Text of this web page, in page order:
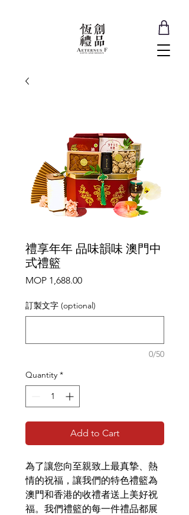
禮享年年 品味韻味 澳門中
式禮籃
MOP 1,688.00Price
訂製文字 (optional)
0/50
Quantity *
Add to Cart
為了讓您向至親致上最真摯、熱
情的祝福，讓我們的特色禮籃為
澳門和香港的收禮者送上美好祝
福。我們禮籃的每一件禮品都展